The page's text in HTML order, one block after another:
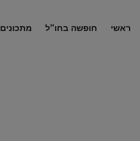
ראשי חופשה בחו"ל מתכונים